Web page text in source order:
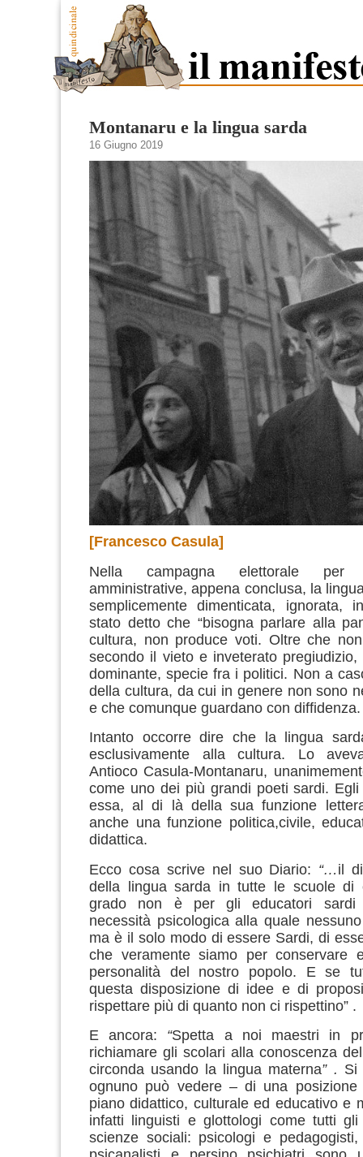
Montanaru e la lingua sarda
16 Giugno 2019
[Francesco Casula]
Nella campagna elettorale
amministrative, appena conclusa, la
semplicemente dimenticata, ignorata,
stato detto che “bisogna parlare alla
cultura, non produce voti. Oltre che
secondo il vieto e inveterato pregiudizio,
dominante, specie fra i politici. Non a
della cultura, da cui in genere non sono
e che comunque guardano con diffidenza.
Intanto occorre dire che la lingua
esclusivamente alla cultura. Lo
Antioco Casula-Montanaru,
come uno dei più grandi poeti sardi.
essa, al di là della sua funzione
anche una funzione politica,civile,
didattica.
Ecco cosa scrive nel suo Diario: “… il
della lingua sarda in tutte le scuole di
grado non è per gli educatori sardi
necessità psicologica alla quale
ma è il solo modo di essere Sardi, di
che veramente siamo per conservare
personalità del nostro popolo. E se
questa disposizione di idee e di
rispettare più di quanto non ci rispettino” .
E ancora: “Spetta a noi maestri in
richiamare gli scolari alla conoscenza
circonda usando la lingua materna” . Si
ognuno può vedere – di una posizione
piano didattico, culturale ed educativo e
infatti linguisti e glottologi come tutti
scienze sociali: psicologi e